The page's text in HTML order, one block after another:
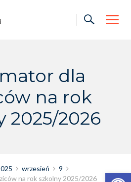
Otwórz pasek narzędzi
dla
na rok
2025/2026
wrzesień
9
na rok szkolny 2025/2026